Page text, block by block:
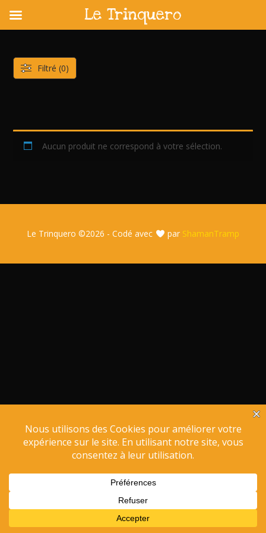
content
Aucun produit ne correspond à votre sélection.
Filtré (0)
Le Trinquero ©2026 - Codé avec par ShamanTramp
Le Trinquero